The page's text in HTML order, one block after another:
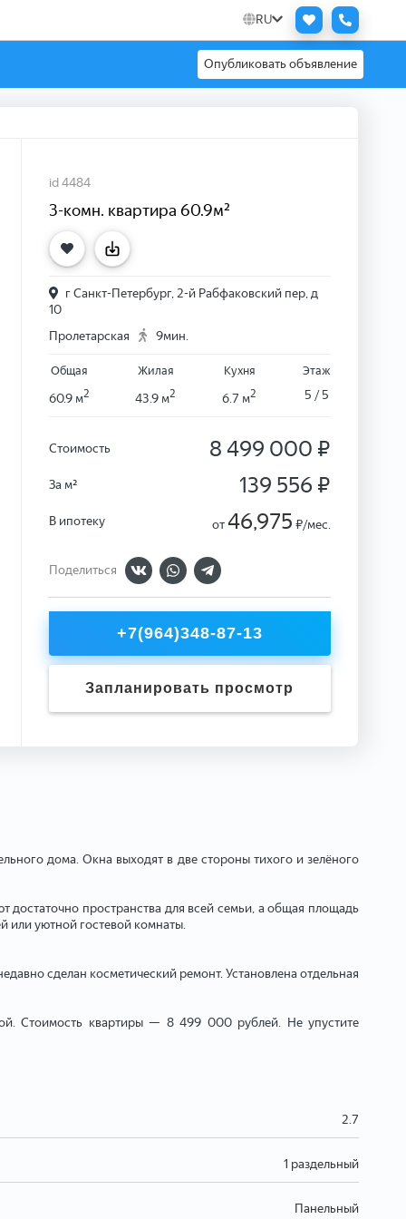
RU
Опубликовать объявление
id 4484
3-комн. квартира 60.9м²
г Санкт-Петербург, 2-й Рабфаковский пер, д
10
Пролетарская
9мин.
Общая
60.9 м2
Жилая
43.9 м2
Кухня
6.7 м2
Этаж
5 / 5
Стоимость 8 499 000 ₽
За м² 139 556 ₽
В ипотеку от 46,975 ₽/мес.
Поделиться
+7(964)348-87-13
Запланировать просмотр
дома. Окна выходят в две стороны тихого и зелёного
достаточно пространства для всей семьи, а общая площадь
или уютной гостевой комнаты.
сделан косметический ремонт. Установлена отдельная
Стоимость квартиры — 8 499 000 рублей. Не упустите
2.7
1 раздельный
Панельный